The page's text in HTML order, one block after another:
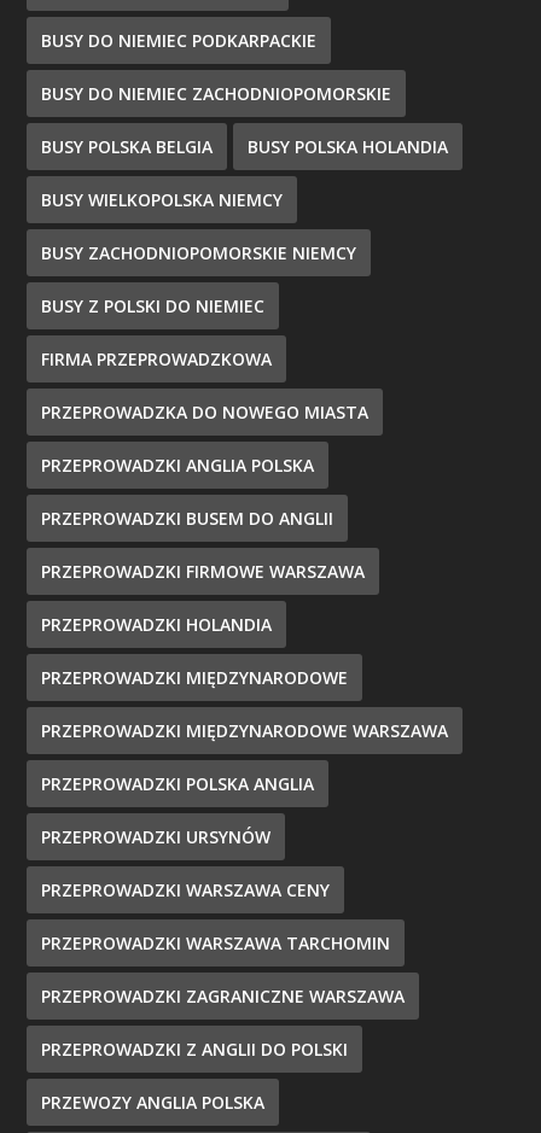
BUSY DO NIEMIEC PODKARPACKIE
BUSY DO NIEMIEC ZACHODNIOPOMORSKIE
BUSY POLSKA BELGIA BUSY POLSKA HOLANDIA
BUSY WIELKOPOLSKA NIEMCY
BUSY ZACHODNIOPOMORSKIE NIEMCY
BUSY Z POLSKI DO NIEMIEC
FIRMA PRZEPROWADZKOWA
PRZEPROWADZKA DO NOWEGO MIASTA
PRZEPROWADZKI ANGLIA POLSKA
PRZEPROWADZKI BUSEM DO ANGLII
PRZEPROWADZKI FIRMOWE WARSZAWA
PRZEPROWADZKI HOLANDIA
PRZEPROWADZKI MIĘDZYNARODOWE
PRZEPROWADZKI MIĘDZYNARODOWE WARSZAWA
PRZEPROWADZKI POLSKA ANGLIA
PRZEPROWADZKI URSYNÓW
PRZEPROWADZKI WARSZAWA CENY
PRZEPROWADZKI WARSZAWA TARCHOMIN
PRZEPROWADZKI ZAGRANICZNE WARSZAWA
PRZEPROWADZKI Z ANGLII DO POLSKI
PRZEWOZY ANGLIA POLSKA